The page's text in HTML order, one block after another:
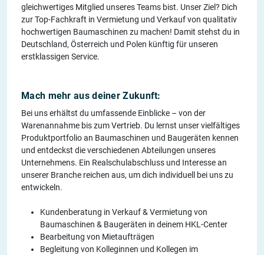
gleichwertiges Mitglied unseres Teams bist. Unser Ziel? Dich
zur Top-Fachkraft in Vermietung und Verkauf von qualitativ
hochwertigen Baumaschinen zu machen! Damit stehst du in
Deutschland, Österreich und Polen künftig für unseren
erstklassigen Service.
Mach mehr aus deiner Zukunft:
Bei uns erhältst du umfassende Einblicke – von der
Warenannahme bis zum Vertrieb. Du lernst unser vielfältiges
Produktportfolio an Baumaschinen und Baugeräten kennen
und entdeckst die verschiedenen Abteilungen unseres
Unternehmens. Ein Realschulabschluss und Interesse an
unserer Branche reichen aus, um dich individuell bei uns zu
entwickeln.
Kundenberatung in Verkauf & Vermietung von
Baumaschinen & Baugeräten in deinem HKL-Center
Bearbeitung von Mietaufträgen
Begleitung von Kolleginnen und Kollegen im